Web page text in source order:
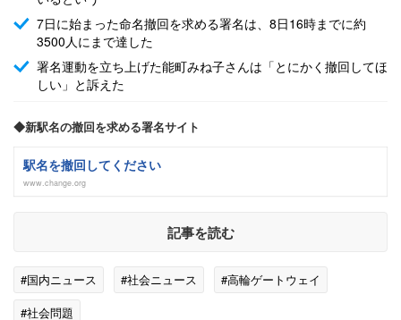
7日に始まった命名撤回を求める署名は、8日16時までに約
3500人にまで達した
署名運動を立ち上げた能町みね子さんは「とにかく撤回してほ
しい」と訴えた
◆新駅名の撤回を求める署名サイト
駅名を撤回してください
www.change.org
記事を読む
#国内ニュース #社会ニュース
#高輪ゲートウェイ
#社会問題